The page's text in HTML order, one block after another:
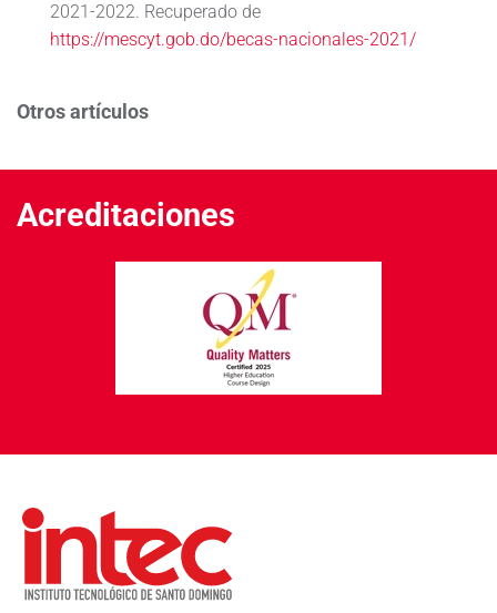
2021-2022. Recuperado de
https://mescyt.gob.do/becas-nacionales-2021/
Otros artículos
Acreditaciones